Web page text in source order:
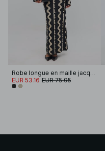
Robe longue en maille jacquard
EUR 53.16 EUR 75.95